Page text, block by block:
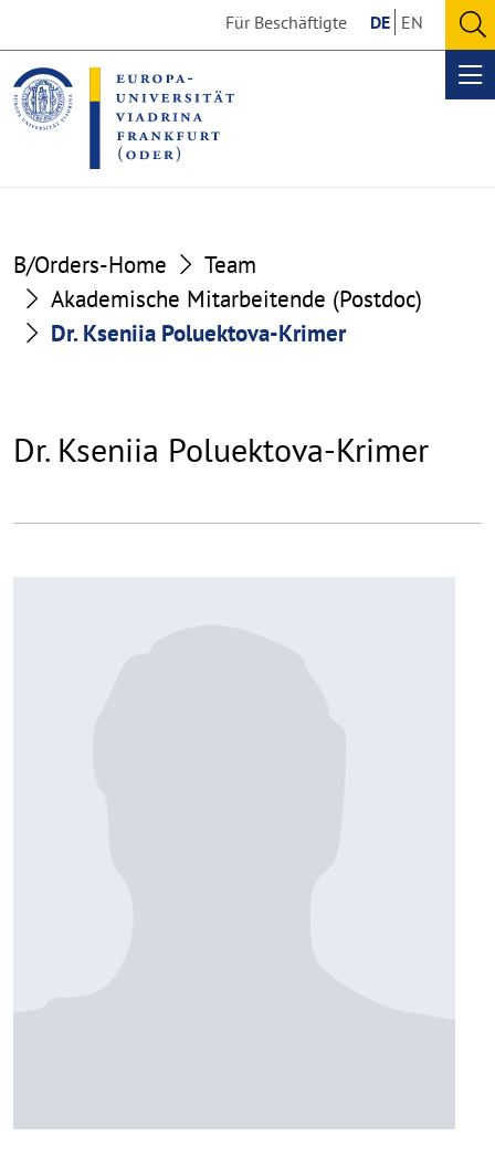
the
content
section
the
footer
section
Für Beschäftigte DE EN
B/Orders-Home
Team
Akademische Mitarbeitende (Postdoc)
Dr. Kseniia Poluektova-Krimer
Dr. Kseniia Poluektova-Krimer